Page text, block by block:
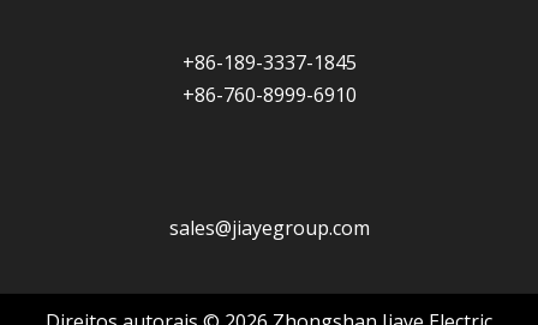
+86-189-3337-1845
+86-760-8999-6910
sales@jiayegroup.com